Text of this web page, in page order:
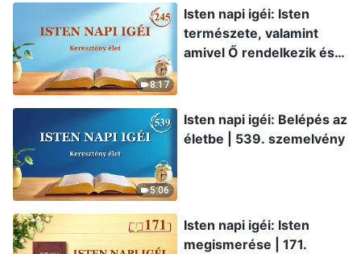
8:17
Isten napi igéi: Isten
természete, valamint
amivel Ő rendelkezik és
5:06
Isten napi igéi: Belépés az
életbe | 539. szemelvény
Isten napi igéi: Isten
megismerése | 171.